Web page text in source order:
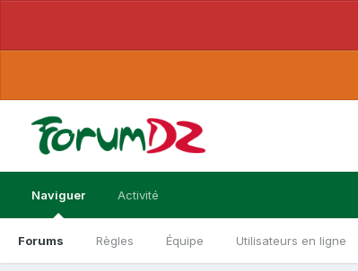
Naviguer
Forums Règles Équipe Utilisateurs en ligne
Activité